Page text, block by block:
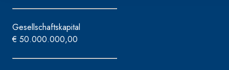
Gesellschaftskapital
€ 50.000.000,00